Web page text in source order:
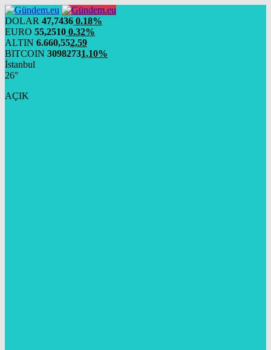
DOLAR 47,7436 0.18%
EURO 55,2510 0.32%
ALTIN 6.660,552,59
BITCOIN 30982731,10%
İstanbul
26°
AÇIK